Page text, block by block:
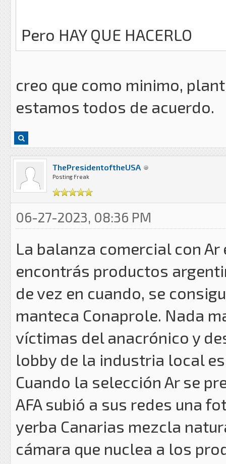
Pero HAY QUE HACERLO
creo que como minimo,
estamos todos de acuerdo.
ThePresidentoftheUSA
Posting Freak
06-27-2023, 08:36 PM
La balanza comercial con
encontrás productos
de vez en cuando, se
manteca Conaprole. Nada
víctimas del anacrónico y
lobby de la industria local
Cuando la selección Ar se
AFA subió a sus redes una
yerba Canarias mezcla
cámara que nuclea a los